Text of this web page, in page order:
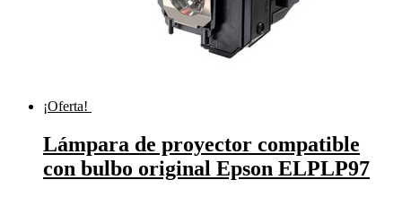
¡Oferta!
Lámpara de proyector compatible
con bulbo original Epson ELPLP97